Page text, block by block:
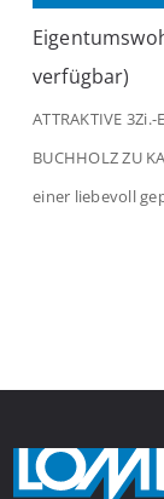
verfügbar)
ATTRAKTIVE
BUCHHOLZ ZU
einer liebevoll